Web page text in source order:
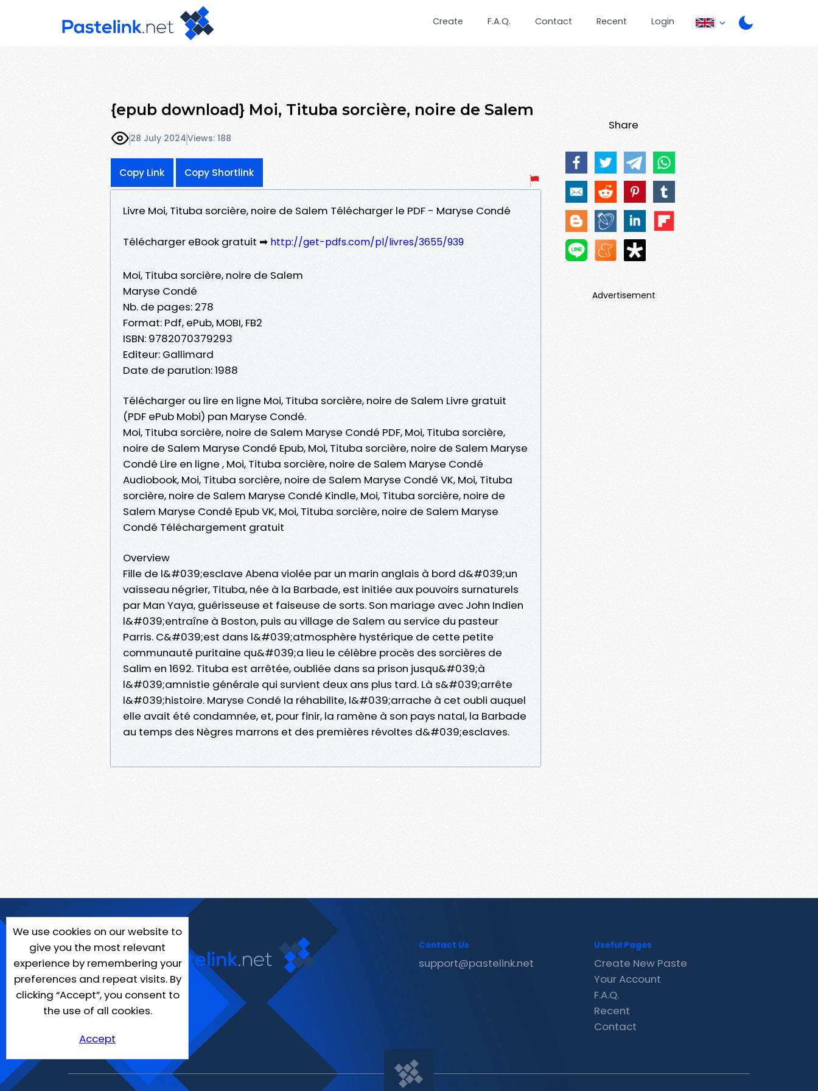
Create F.A.Q. Contact Recent Login
{epub download} Moi, Tituba sorcière, noire de Salem
28 July 2024Views: 188
Copy Link Copy Shortlink
Livre Moi, Tituba sorcière, noire de Salem Télécharger le PDF - Maryse Condé
Télécharger eBook gratuit ➡ http://get-pdfs.com/pl/livres/3655/939
Moi, Tituba sorcière, noire de Salem
Maryse Condé
Nb. de pages: 278
Format: Pdf, ePub, MOBI, FB2
ISBN: 9782070379293
Editeur: Gallimard
Date de parution: 1988
Télécharger ou lire en ligne Moi, Tituba sorcière, noire de Salem Livre gratuit
(PDF ePub Mobi) pan Maryse Condé.
Moi, Tituba sorcière, noire de Salem Maryse Condé PDF, Moi, Tituba sorcière,
noire de Salem Maryse Condé Epub, Moi, Tituba sorcière, noire de Salem Maryse
Condé Lire en ligne , Moi, Tituba sorcière, noire de Salem Maryse Condé
Audiobook, Moi, Tituba sorcière, noire de Salem Maryse Condé VK, Moi, Tituba
sorcière, noire de Salem Maryse Condé Kindle, Moi, Tituba sorcière, noire de
Salem Maryse Condé Epub VK, Moi, Tituba sorcière, noire de Salem Maryse
Condé Téléchargement gratuit
Overview
Fille de l&#039;esclave Abena violée par un marin anglais à bord d&#039;un
vaisseau négrier, Tituba, née à la Barbade, est initiée aux pouvoirs surnaturels
par Man Yaya, guérisseuse et faiseuse de sorts. Son mariage avec John Indien
l&#039;entraîne à Boston, puis au village de Salem au service du pasteur
Parris. C&#039;est dans l&#039;atmosphère hystérique de cette petite
communauté puritaine qu&#039;a lieu le célèbre procès des sorcières de
Salim en 1692. Tituba est arrêtée, oubliée dans sa prison jusqu&#039;à
l&#039;amnistie générale qui survient deux ans plus tard. Là s&#039;arrête
l&#039;histoire. Maryse Condé la réhabilite, l&#039;arrache à cet oubli auquel
elle avait été condamnée, et, pour finir, la ramène à son pays natal, la Barbade
au temps des Nègres marrons et des premières révoltes d&#039;esclaves.
Share
Advertisement
We use cookies on our website to
give you the most relevant
experience by remembering your
preferences and repeat visits. By
clicking “Accept”, you consent to
the use of all cookies.
Accept
Contact Us
support@pastelink.net
Useful Pages
Create New Paste
Your Account
F.A.Q.
Recent
Contact